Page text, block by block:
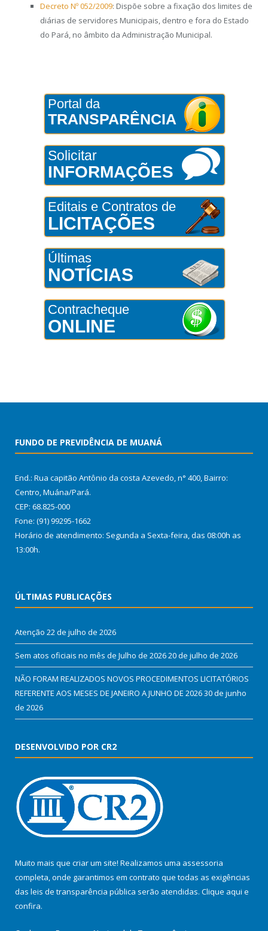
Decreto Nº 052/2009: Dispõe sobre a fixação dos limites de
diárias de servidores Municipais, dentro e fora do Estado
do Pará, no âmbito da Administração Municipal.
Portal da
TRANSPARÊNCIA
Solicitar
INFORMAÇÕES
Editais e Contratos de
LICITAÇÕES
Últimas
NOTÍCIAS
Contracheque
ONLINE
FUNDO DE PREVIDÊNCIA DE MUANÁ
End.: Rua capitão Antônio da costa Azevedo, n° 400, Bairro:
Centro, Muána/Pará.
CEP: 68.825-000
Fone: (91) 99295-1662
Horário de atendimento: Segunda a Sexta-feira, das 08:00h as
13:00h.
ÚLTIMAS PUBLICAÇÕES
Atenção 22 de julho de 2026
Sem atos oficiais no mês de Julho de 202620 de julho de 2026
NÃO FORAM REALIZADOS NOVOS PROCEDIMENTOS LICITATÓRIOS
REFERENTE AOS MESES DE JANEIRO A JUNHO DE 202630 de junho
de 2026
DESENVOLVIDO POR CR2
Muito mais que criar um site! Realizamos uma assessoria
completa, onde garantimos em contrato que todas as exigências
das leis de transparência pública serão atendidas. Clique aqui e
confira.